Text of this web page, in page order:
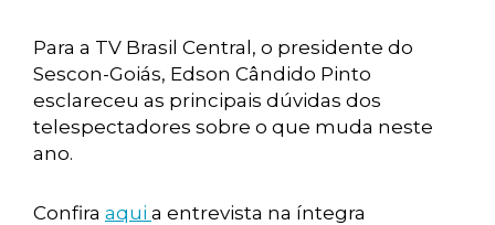
Para a TV Brasil Central, o presidente do
Sescon-Goiás, Edson Cândido Pinto
esclareceu as principais dúvidas dos
telespectadores sobre o que muda neste
ano.
Confira aqui a entrevista na íntegra